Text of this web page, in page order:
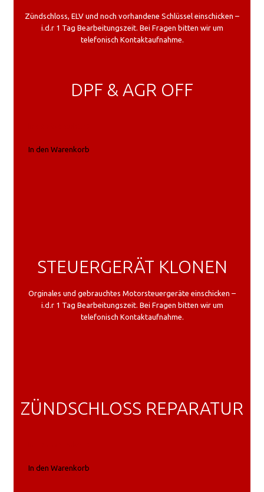
DPF & AGR OFF
In den Warenkorb
ZÜNDSCHLOSS REPARATUR
In den Warenkorb
Zündschloss, ELV und noch vorhandene Schlüssel einschicken –
i.d.r 1 Tag Bearbeitungszeit. Bei Fragen bitten wir um
telefonisch Kontaktaufnahme.
STEUERGERÄT KLONEN
Orginales und gebrauchtes Motorsteuergeräte einschicken –
i.d.r 1 Tag Bearbeitungszeit. Bei Fragen bitten wir um
telefonisch Kontaktaufnahme.